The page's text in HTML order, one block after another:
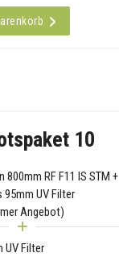
10
800mm RF F11 IS STM +
95mm UV Filter
Angebot)
UV Filter